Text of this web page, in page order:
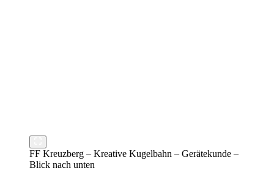
FF Kreuzberg – Kreative Kugelbahn – Gerätekunde –
Blick nach unten